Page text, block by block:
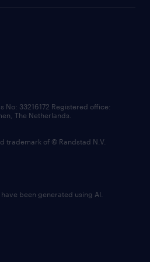
No: 33216172 Registered office:
The Netherlands.
trademark of © Randstad N.V.
been generated using AI.